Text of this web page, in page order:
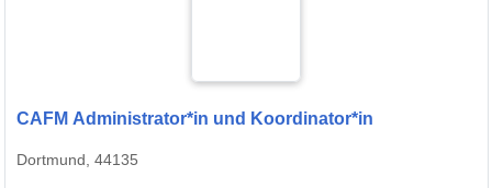
CAFM Administrator*in und Koordinator*in
Dortmund, 44135